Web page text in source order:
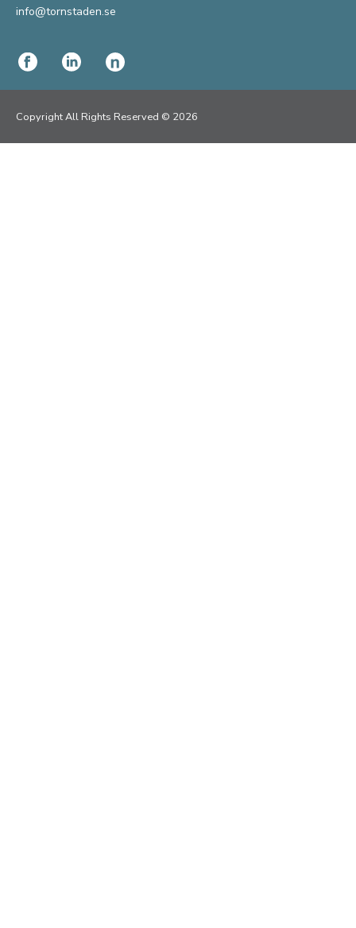
info@tornstaden.se
Copyright All Rights Reserved © 2026